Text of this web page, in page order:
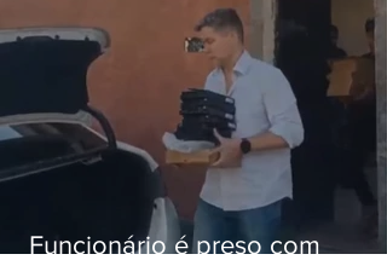
Funcionário é preso com